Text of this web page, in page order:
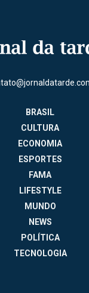
BRASIL
CULTURA
ECONOMIA
ESPORTES
FAMA
LIFESTYLE
MUNDO
NEWS
POLÍTICA
TECNOLOGIA